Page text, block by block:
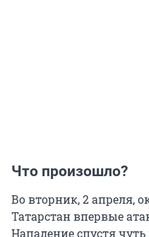
Что произошло?
Во вторник, 2 апреля,
Татарстан впервые
Нападение спустя